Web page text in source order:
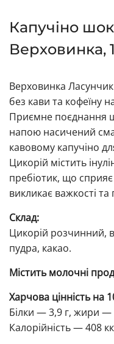
Капучіно
Верховинка,
Верховинка
без кави та кофеїну
Приємне поєднання
напою насичений
кавовому капучіно
Цикорій містить
пребіотик, що
викликає важкості та
Склад:
Цикорій розчинний,
пудра, какао.
Містить молочні
Харчова цінність на
Білки — 3,9 г, жири —
Калорійність — 408